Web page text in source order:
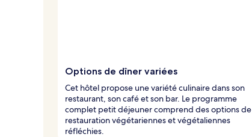
Options de dîner variées
Cet hôtel propose une variété culinaire dans son
restaurant, son café et son bar. Le programme
complet petit déjeuner comprend des options de
restauration végétariennes et végétaliennes
réfléchies.